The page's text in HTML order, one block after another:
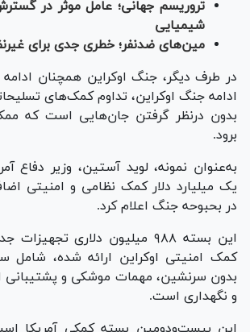
تروریسم جهانی؛ عامل موثر در
شیمیایی
مین‌های ضدنفر؛ خطری جدی برای
در طرف دیگر، جنگ اوکراین همچنان ادامه
ادامه جنگ اوکراین، تداوم کمک‌های
بدون درنظر گرفتن جان‌هایی است که
برود.
به‌عنوان نمونه، لوید آستین، وزیر دفاع
یک میلیارد دلار کمک نظامی و امنیتی
در بحبوحه جنگ اعلام کرد.
این بسته ۹۸۸ میلیون دلاری
کمک امنیتی اوکراین ارائه شده، شامل
بدون سرنشین، مهمات موشکی و پشتیبانی
و نگهداری است.